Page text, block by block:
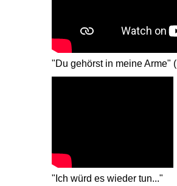
"Du gehörst in meine Arme"
"Ich würd es wieder tun..."